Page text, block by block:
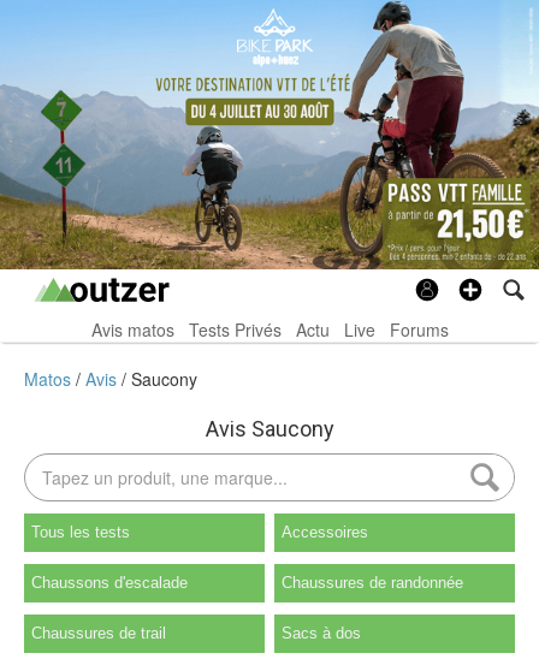
Avis matos Tests Privés Actu Live Forums
Matos Avis Saucony
Avis Saucony
Tous les tests Accessoires
Chaussons d'escalade Chaussures de randonnée
Chaussures de trail Sacs à dos